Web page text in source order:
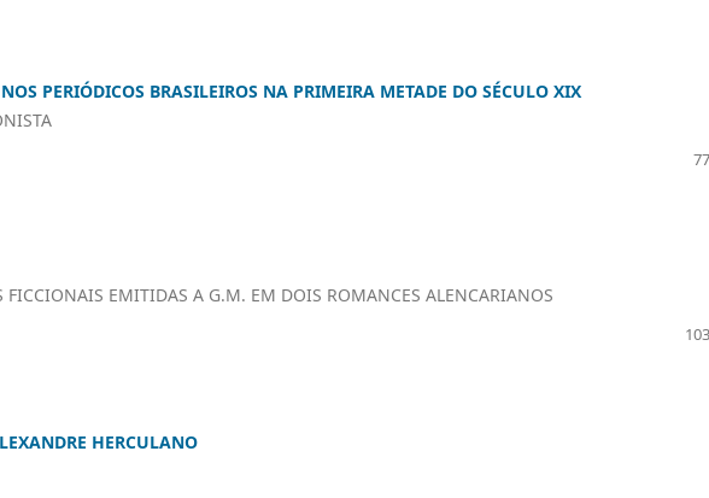
PERIÓDICOS BRASILEIROS NA PRIMEIRA METADE DO SÉCULO XIX
FICCIONAIS EMITIDAS A G.M. EM DOIS ROMANCES ALENCARIANOS
HERCULANO